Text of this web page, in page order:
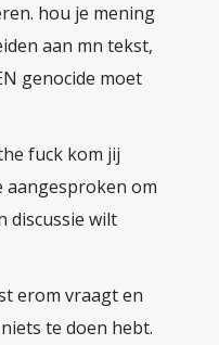
hou je mening
aan mn tekst,
genocide moet
fuck kom jij
aangesproken om
discussie wilt
erom vraagt en
te doen hebt.